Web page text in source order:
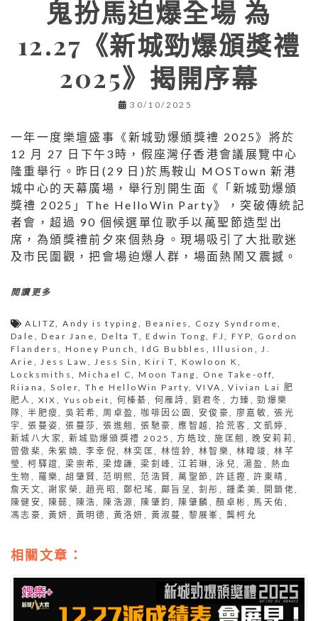
鬼扮馬迫爆全場 為
12.27《新城勁爆頒獎禮
2025》揭開序幕
30/10/2025
一年一度樂壇盛事《新城勁爆頒獎禮 2025》將於
12 月 27 日下午3時，假座灣仔香港會議展覽中心
隆重舉行。昨日(29 日)於馬鞍山 MOSTown 新港
城中心的天幕廣場，舉行別開生面《「新城勁爆頒
獎禮 2025」The HelloWin Party》，突破傳統記
者會，超過 90 個候選單位歌手以萬聖節造型出
席，為頒獎禮前夕來個熱身。現場吸引了大批歌迷
及市民圍觀，把會場迫爆人群，場面熱鬧又震撼。
閱讀更多
ALITZ,Andy is typing , Beanies, Cozy Syndrome,
Dale ,Dear Jane, Delta T,Edwin Tong,FJ, FYP, Gordon
Flanders,Honey Punch,IdG Bubbles ,Illusion ,J.
Arie ,Jess Law ,Jess Sin ,Kiri T, Kowloon K,
Locksmiths, Michael C,Moon Tang , One Take-off,
Riiana,Soler,The HelloWin Party,VIVA ,Vivian Lai 肥
肥人 , XIX , Yusobeit , 何榛綦 , 何雁詩 , 劉君冬 , 力臻 ,勁爆樂
隊,半肥瘦,吳若希,周卓盈, 咖啡因公園,安俊豪,廖嘉敏,張光
宇,張蔓姿,張蔓莎,張進翹,張馳豪,應智越,拾荒客 ,文凱婷 ,
新城八大家, 新城勁爆頒獎禮 2025 ,方皓玟 ,施匡翹 , 晚安莉莉,
曾傲棐,朱紫嬈,李幸倪,林奕匡,林愷鈴,林智樂,林暐竣,林芊
瑩,柯驛誼,梁崇希,梁煒謙,梁釗峰,江若琳,泳兒, 湯盈 , 熱血
生物 , 羅樂,胡肇賢,范明熙,范浩賢,萬聖節 ,許廷鏗 ,許東晴 ,
詹天文,謝家榮,趙亮昭,鄭杞瑤,鄺旨呈,釗彤 , 鍾柔美, 開鎖佬,
陳健安, 陳懿 , 陳浩, 陳浩源, 陳肇鈞, 陳肇麟 ,顏卓彬 , 馬天佑 ,
馮志豪,黃妍 , 黃明德 , 黃洛妍 , 黃淑蔓 , 黎展峯 , 龔柯允
相關文章：